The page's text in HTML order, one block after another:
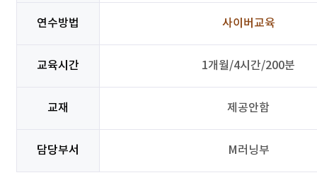
연수방법 사이버교육
교육시간 1개월/4시간/200분
교재 제공안함
담당부서 M러닝부